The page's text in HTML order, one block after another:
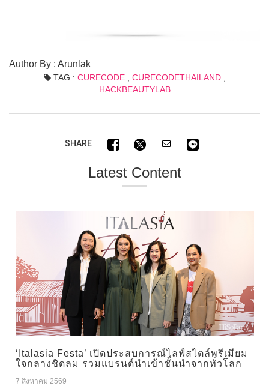
Author By : Arunlak
TAG : CURECODE, CURECODETHAILAND,
HACKBEAUTYLAB
SHARE
Latest Content
‘Italasia Festa’ เปิดประสบการณ์ไลฟ์สไตล์พรีเมียม
ใจกลางชิดลม รวมแบรนด์นำเข้าชั้นนำจากทั่วโลก
7 สิงหาคม 2569